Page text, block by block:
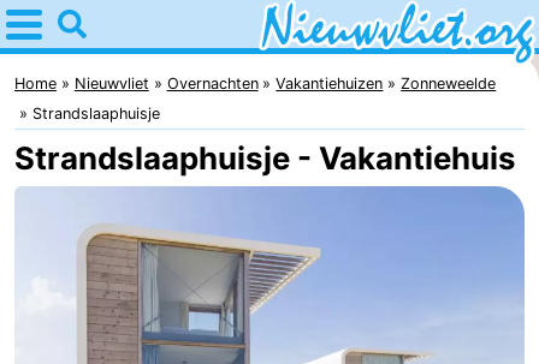
Home
Nieuwvliet
Tips
Voor
kinderen
Overnachten
Appartementen
Campings
Home Nieuwvliet Overnachten Vakantiehuizen
Zonneweelde
Strandslaaphuisje
Strandslaaphuisje - Vakantiehuis